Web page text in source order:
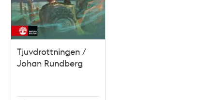
Tjuvdrottningen /
Johan Rundberg